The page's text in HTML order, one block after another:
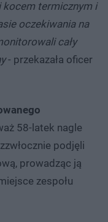
kocem termicznym i
oczekiwania na
cały
- przekazała oficer
58-latek nagle
podjęli
prowadząc ją
zespołu